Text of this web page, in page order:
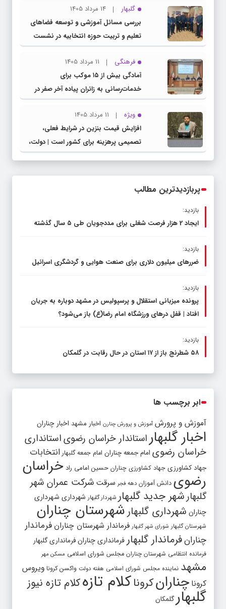
گلبهار
14 مرداد 1405
بررسی مسائل آموزشی و توسعه فضاهای
تعلیم و تربیت حوزه انتخابیه در نشست
مشترک عضو کمیسیون آموزش مجلس با
مدیرکل آموزش و پرورش خراسان رضوی
فرهنگی
11 مرداد 1405
آمادگی بیش از ۱۵ موکب برای
خدمات‌رسانی به زائران پیاده آخر صفر در
شهرستان چناران
ویژه
11 مرداد 1405
افزایش قیمت بنزین در شرایط فعلی،
تصمیمی پرهزینه برای کشور است | دولت،
قاچاق سوخت و عوامل اصلی ناترازی را
پربازدیدترین مطالب
بازدید:
ایجاد 2 هزار فرصت شغلی برای مددجویان طی ۵ سال گذشته
بازدید:
ضررهای میلیون دلاری برای صنعت هوایی و گردشگری اسرائیل
بازدید:
پرونده میزبانی استقلال و پرسپولیس در مشهد دوباره به جریان
افتاد | قفل در‌های ورزشگاه امام رضا(ع) باز می‌شود؟
بازدید:
۵۸ شطرنج‌ باز از ۱۷ استان در حال رقابت در گلمکان
ابر برچسب ها
آموزش و پرورش آموزش و پرورش چنارن اخبار مشهد اخبار چناران
اخبار گلبهار استاندار خراسان رضویاستانداری
خراسان رضوی امام جمعه چناران امام جمعه گلبهار انتخابات
جهاد کشاورزی جهاد کشاورزی چناران حسین امامی راد خراسان
رضوی دانش آموزان دهه فجر سرقت شرکت عمران شهر
گلبهارشهر جدید گلبهار شهردار گلبهار شهرداری شهرداری
چناران شهرداری گلبهار شهرستان چناران
شهرستان گلبهار شورای شهر گلبهار فرماندار شهرستان چناران فرماندار
چنارانفرماندار گلبهار فرمانداری چنارانفرمانداری گلبهار
فرمانده انتظامی شهرستان چناران مجلس شورای اسلامی مسکن مهر
مشهد نماینده مجلس شورای اسلامی هفته دولت واکسن کرونا ویروس
کرونا چنارانکروناکلام تازهکلام تازه نیوز
گلبهارگلمکان